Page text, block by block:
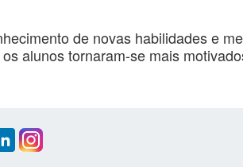
de novas habilidades e
os alunos tornaram-se mais